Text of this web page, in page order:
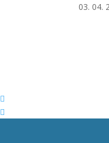
03. 04.

